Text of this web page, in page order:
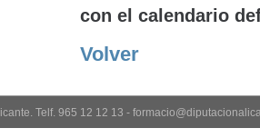
con el calendario
Volver
Telf. 965 12 12 13 -